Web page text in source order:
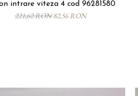
intrare viteza 4 cod 96281580
221,62 RON82,56 RON